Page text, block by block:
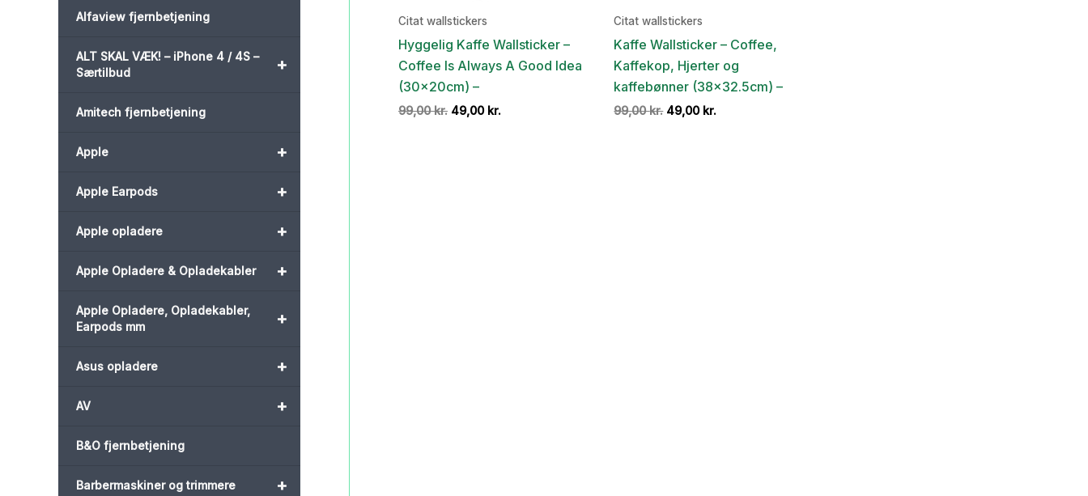
Alfaview fjernbetjening
+
ALT SKAL VÆK! – iPhone 4 / 4S –
Særtilbud
Amitech fjernbetjening
+
Apple
+
Apple Earpods
+
Apple opladere
+
Apple Opladere & Opladekabler
+
Apple Opladere, Opladekabler,
Earpods mm
+
Asus opladere
+
AV
B&O fjernbetjening
+
Barbermaskiner og trimmere
Citat wallstickers
Hyggelig Kaffe Wallsticker –
Coffee Is Always A Good Idea
(30x20cm) –
99,00kr. Den
49,00 kr.
Citat wallstickers
Kaffe Wallsticker – Coffee,
Kaffekop, Hjerter og
kaffebønner (38×32.5cm) –
99,00kr. Den
49,00 kr.